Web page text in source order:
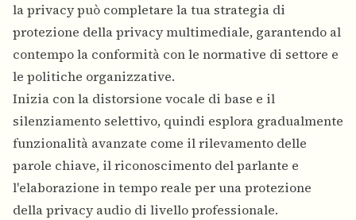
la privacy può completare la tua strategia di
protezione della privacy multimediale, garantendo al
contempo la conformità con le normative di settore e
le politiche organizzative.
Inizia con la distorsione vocale di base e il
silenziamento selettivo, quindi esplora gradualmente
funzionalità avanzate come il rilevamento delle
parole chiave, il riconoscimento del parlante e
l'elaborazione in tempo reale per una protezione
della privacy audio di livello professionale.